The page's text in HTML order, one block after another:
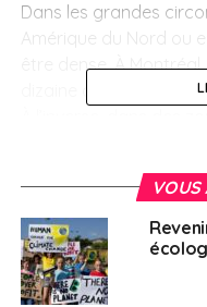
Dans les grandes
Amérique du Nord ou
être dense. À
dizaine de listes
réduite, notamment
candidatures sont
deux listes seulement.
vivier limité ou
ces écarts.
Cette hétérogénéité
VOUS